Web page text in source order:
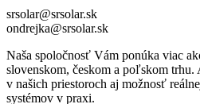
srsolar@srsolar.sk
ondrejka@srsolar.sk
Naša spoločnosť Vám ponúka viac
slovenskom, českom a poľskom
v našich priestoroch aj možnosť
systémov v praxi.